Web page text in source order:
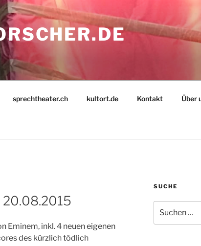
sprechtheater.ch kultort.de Kontakt Über
20.08.2015
Eminem, inkl. 4 neuen eigenen
des kürzlich tödlich
SUCHE
nach: